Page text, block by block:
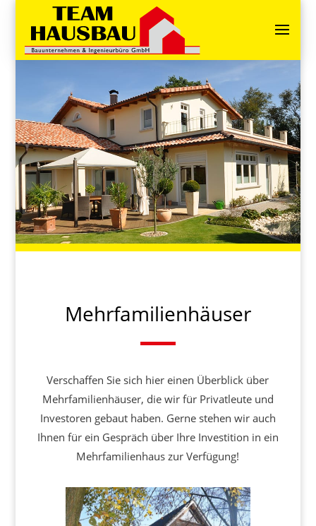
Mehrfamilienhäuser
Verschaffen Sie sich hier einen Überblick über
Mehrfamilienhäuser, die wir für Privatleute und
Investoren gebaut haben. Gerne stehen wir auch
Ihnen für ein Gespräch über Ihre Investition in ein
Mehrfamilienhaus zur Verfügung!